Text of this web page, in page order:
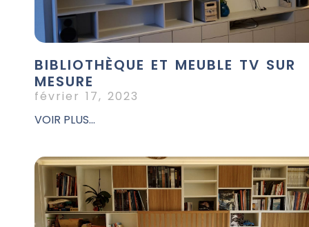
BIBLIOTHÈQUE ET MEUBLE TV SUR
MESURE
février 17, 2023
VOIR PLUS...